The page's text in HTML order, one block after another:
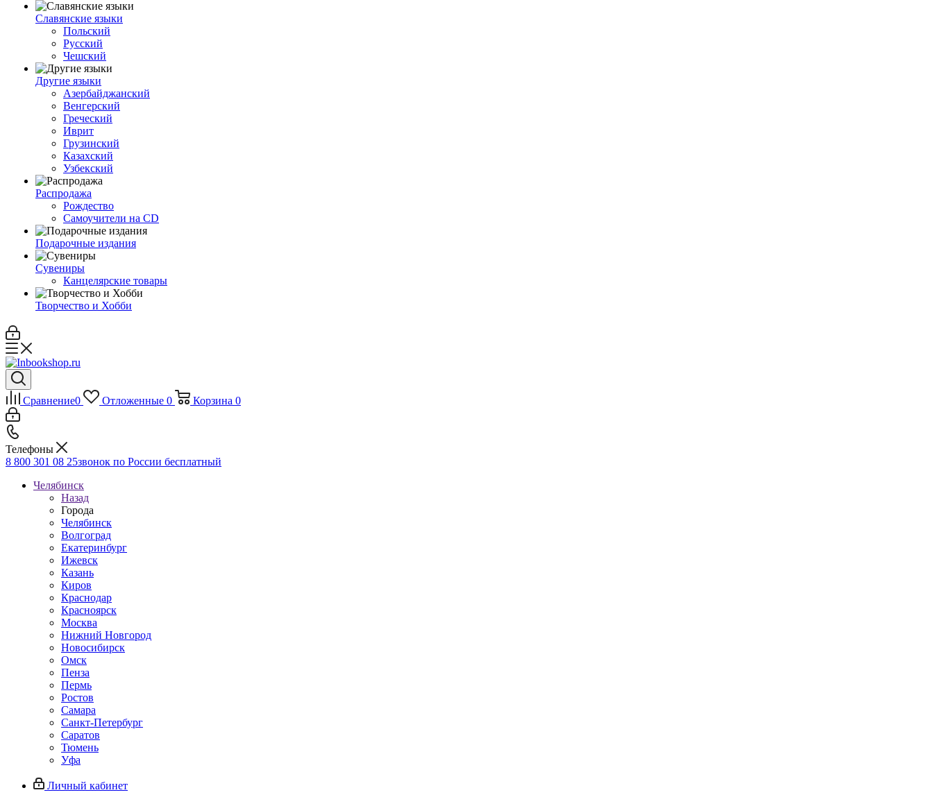
Славянские языки
Польский
Русский
Чешский
Другие языки
Азербайджанский
Венгерский
Греческий
Иврит
Грузинский
Казахский
Узбекский
Распродажа
Рождество
Самоучители на CD
Подарочные издания
Сувениры
Канцелярские товары
Творчество и Хобби
Сравнение0 Отложенные 0 Корзина 0
Телефоны
8 800 301 08 25звонок по России бесплатный
Челябинск
Назад
Города
Челябинск
Волгоград
Екатеринбург
Ижевск
Казань
Киров
Краснодар
Красноярск
Москва
Нижний Новгород
Новосибирск
Омск
Пенза
Пермь
Ростов
Самара
Санкт-Петербург
Саратов
Тюмень
Уфа
Личный кабинет